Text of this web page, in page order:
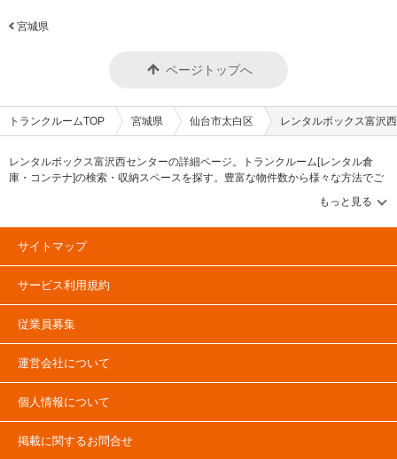
宮城県
ページトップへ
トランクルームTOP 宮城県 仙台市太白区 レンタルボックス富沢
レンタルボックス富沢西センターの詳細ページ。トランクルーム[レンタル倉
庫・コンテナ]の検索・収納スペースを探す。豊富な物件数から様々な方法でご
希望の収納スペースを簡単に探せるトランクルーム情報サイトです。レンタル
ボックス富沢西センターの住所・最寄りの駅、物件タイプのご紹介や料金表、
お得なキャンペーン情報もあります。気になる物件タイプを見つけたら、メー
ルか電話でお問合せが可能です（無料）。
サイトマップ
サービス利用規約
従業員募集
運営会社について
個人情報について
掲載に関するお問合せ